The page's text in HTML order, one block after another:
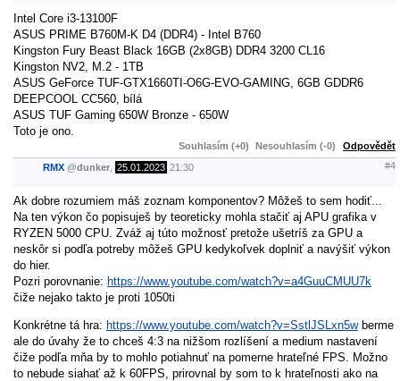
Intel Core i3-13100F
ASUS PRIME B760M-K D4 (DDR4) - Intel B760
Kingston Fury Beast Black 16GB (2x8GB) DDR4 3200 CL16
Kingston NV2, M.2 - 1TB
ASUS GeForce TUF-GTX1660TI-O6G-EVO-GAMING, 6GB GDDR6
DEEPCOOL CC560, bílá
ASUS TUF Gaming 650W Bronze - 650W
Toto je ono.
Souhlasím (+0) Nesouhlasím (-0) Odpovědět
RMX @dunker 25.01.2023 21:30 #4
Ak dobre rozumiem máš zoznam komponentov? Môžeš to sem hodiť...
Na ten výkon čo popisuješ by teoreticky mohla stačiť aj APU grafika v
RYZEN 5000 CPU. Zváž aj túto možnosť pretože ušetríš za GPU a
neskôr si podľa potreby môžeš GPU kedykoľvek doplniť a navýšiť výkon
do hier.
Pozri porovnanie: https://www.youtube.com/watch?v=a4GuuCMUU7k
čiže nejako takto je proti 1050ti
Konkrétne tá hra: https://www.youtube.com/watch?v=SstlJSLxn5wberme
ale do úvahy že to chceš 4:3 na nižšom rozlíšení a medium nastavení
čiže podľa mňa by to mohlo potiahnuť na pomerne hrateľné FPS. Možno
to nebude siahať až k 60FPS, prirovnal by som to k hrateľnosti ako na